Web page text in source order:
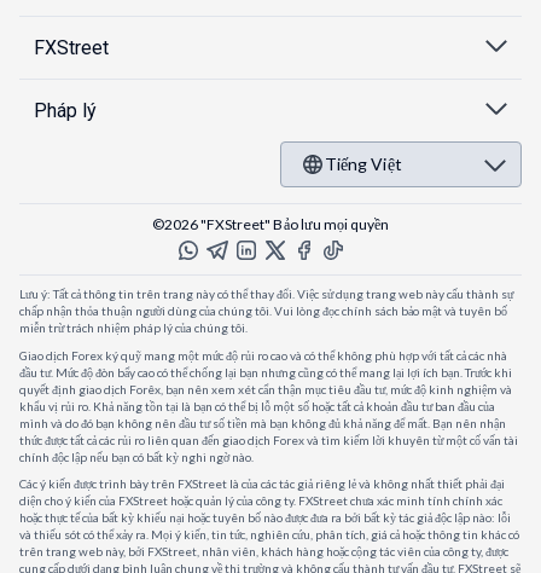
FXStreet
Pháp lý
Tiếng Việt
©2026 "FXStreet" Bảo lưu mọi quyền
Lưu ý: Tất cả thông tin trên trang này có thể thay đổi. Việc sử dụng trang web này cấu thành sự
chấp nhận thỏa thuận người dùng của chúng tôi. Vui lòng đọc chính sách bảo mật và tuyên bố
miễn trừ trách nhiệm pháp lý của chúng tôi.
Giao dịch Forex ký quỹ mang một mức độ rủi ro cao và có thể không phù hợp với tất cả các nhà
đầu tư. Mức độ đòn bẩy cao có thể chống lại bạn nhưng cũng có thể mang lại lợi ích bạn. Trước khi
quyết định giao dịch Forêx, bạn nên xem xét cẩn thận mục tiêu đầu tư, mức độ kinh nghiệm và
khẩu vị rủi ro. Khả năng tồn tại là bạn có thể bị lỗ một số hoặc tất cả khoản đầu tư ban đầu của
mình và do đó bạn không nên đầu tư số tiền mà bạn không đủ khả năng để mất. Bạn nên nhận
thức được tất cả các rủi ro liên quan đến giao dịch Forex và tìm kiếm lời khuyên từ một cố vấn tài
chính độc lập nếu bạn có bất kỳ nghi ngờ nào.
Các ý kiến được trình bày trên FXStreet là của các tác giả riêng lẻ và không nhất thiết phải đại
diện cho ý kiến của FXStreet hoặc quản lý của công ty. FXStreet chưa xác minh tính chính xác
hoặc thực tế của bất kỳ khiếu nại hoặc tuyên bố nào được đưa ra bởi bất kỳ tác giả độc lập nào: lỗi
và thiếu sót có thể xảy ra. Mọi ý kiến, tin tức, nghiên cứu, phân tích, giá cả hoặc thông tin khác có
trên trang web này, bởi FXStreet, nhân viên, khách hàng hoặc cộng tác viên của công ty, được
cung cấp dưới dạng bình luận chung về thị trường và không cấu thành tư vấn đầu tư. FXStreet sẽ